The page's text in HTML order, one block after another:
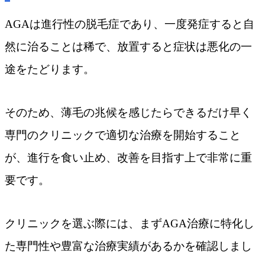
AGAは進行性の脱毛症であり、一度発症すると自
然に治ることは稀で、放置すると症状は悪化の一
途をたどります。
そのため、薄毛の兆候を感じたらできるだけ早く
専門のクリニックで適切な治療を開始すること
が、進行を食い止め、改善を目指す上で非常に重
要です。
クリニックを選ぶ際には、まずAGA治療に特化し
た専門性や豊富な治療実績があるかを確認しまし